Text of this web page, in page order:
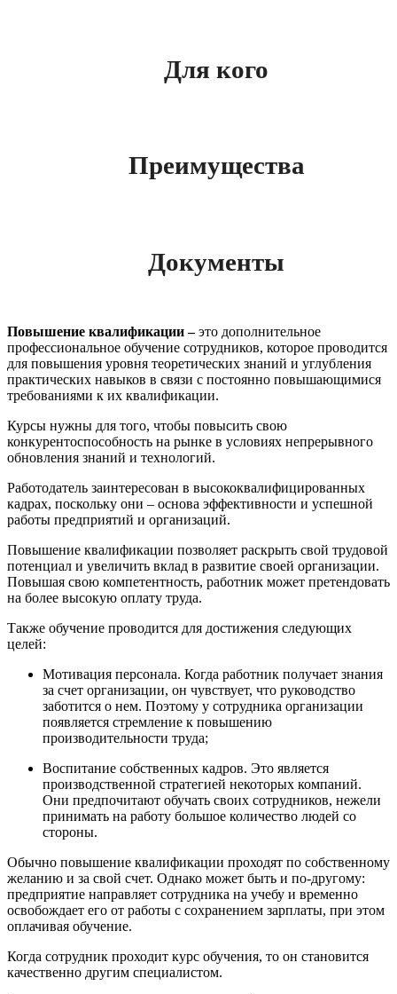
Для кого
Преимущества
Документы
Повышение квалификации –это дополнительное
профессиональное обучение сотрудников, которое проводится
для повышения уровня теоретических знаний и углубления
практических навыков в связи с постоянно повышающимися
требованиями к их квалификации.
Курсы нужны для того, чтобы повысить свою
конкурентоспособность на рынке в условиях непрерывного
обновления знаний и технологий.
Работодатель заинтересован в высококвалифицированных
кадрах, поскольку они – основа эффективности и успешной
работы предприятий и организаций.
Повышение квалификации позволяет раскрыть свой трудовой
потенциал и увеличить вклад в развитие своей организации.
Повышая свою компетентность, работник может претендовать
на более высокую оплату труда.
Также обучение проводится для достижения следующих
целей:
Мотивация персонала. Когда работник получает знания
за счет организации, он чувствует, что руководство
заботится о нем. Поэтому у сотрудника организации
появляется стремление к повышению
производительности труда;
Воспитание собственных кадров. Это является
производственной стратегией некоторых компаний.
Они предпочитают обучать своих сотрудников, нежели
принимать на работу большое количество людей со
стороны.
Обычно повышение квалификации проходят по собственному
желанию и за свой счет. Однако может быть и по-другому:
предприятие направляет сотрудника на учебу и временно
освобождает его от работы с сохранением зарплаты, при этом
оплачивая обучение.
Когда сотрудник проходит курс обучения, то он становится
качественно другим специалистом.